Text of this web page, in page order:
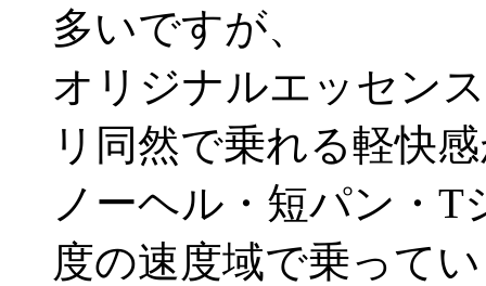
多いですが、
オリジナルエッセン
リ同然で乗れる軽快
ノーヘル・短パン・
度の速度域で乗って